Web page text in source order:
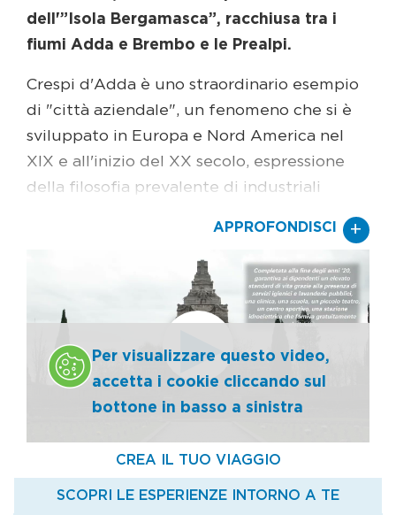
dell'”Isola Bergamasca”, racchiusa tra i
fiumi Adda e Brembo e le Prealpi.
Crespi d'Adda è uno straordinario esempio
di "città aziendale", un fenomeno che si è
sviluppato in Europa e Nord America nel
XIX e all'inizio del XX secolo, espressione
della filosofia prevalente di industriali
illuminati nei confronti dei loro dipendenti.
Benigno Crespi per ospitare gli operai della
sua fabbrica tessile e la sua configurazione
Silvio Benigno Crespi che aveva studiato il
funzionamento dei cotonifici tedeschi e
inglesi. Silvio creò una città allo scopo di
poter usufruire di una manodopera stabile
APPROFONDISCI +
Per visualizzare questo video,
accetta i cookie cliccando sul
bottone in basso a sinistra